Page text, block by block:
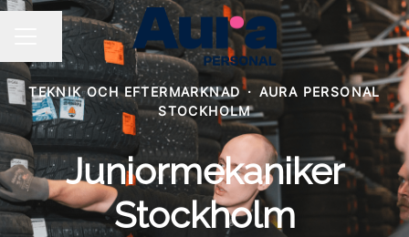
KARRIÄRMENY
Dela sidan
TEKNIK OCH EFTERMARKNAD · AURA PERSONAL
STOCKHOLM
Juniormekaniker
Stockholm